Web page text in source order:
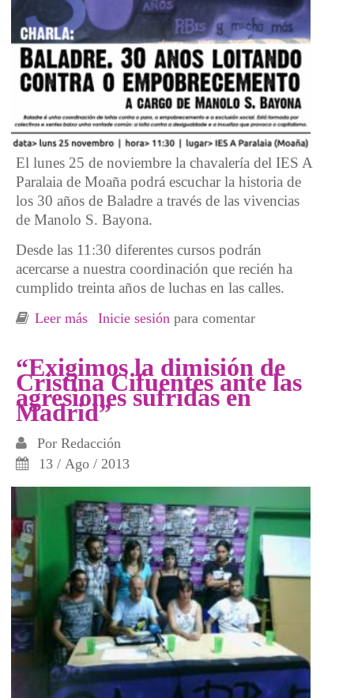
El lunes 25 de noviembre la chavalería del IES A
Paralaia de Moaña podrá escuchar la historia de
los 30 años de Baladre a través de las vivencias
de Manolo S. Bayona.
Desde las 11:30 diferentes cursos podrán
acercarse a nuestra coordinación que recién ha
cumplido treinta años de luchas en las calles.
Leer más sobre Charla: "Baladre. 30 anos loitando
Inicie sesión para comentar
“Exigimos la dimisión de
Cristina Cifuentes ante las
agresiones sufridas en
Madrid”
Por Redacción
13 / Ago / 2013